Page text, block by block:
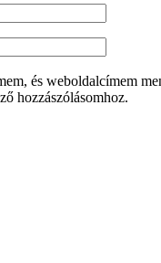
és weboldalcímem
hozzászólásomhoz.